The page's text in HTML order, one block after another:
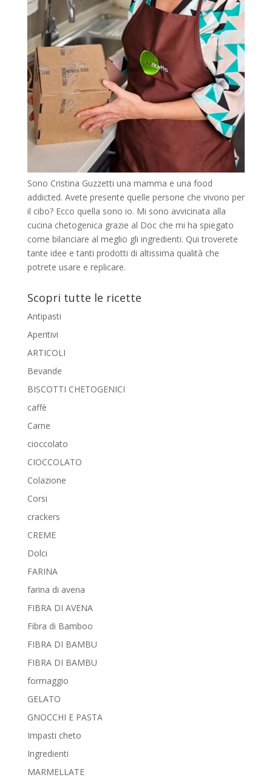
Sono Cristina Guzzetti una mamma e una food
addicted. Avete presente quelle persone che vivono per
il cibo? Ecco quella sono io. Mi sono avvicinata alla
cucina chetogenica grazie al Doc che mi ha spiegato
come bilanciare al meglio gli ingredienti. Qui troverete
tante idee e tanti prodotti di altissima qualità che
potrete usare e replicare.
Scopri tutte le ricette
Antipasti
Aperitivi
ARTICOLI
Bevande
BISCOTTI CHETOGENICI
caffè
Carne
cioccolato
CIOCCOLATO
Colazione
Corsi
crackers
CREME
Dolci
FARINA
farina di avena
FIBRA DI AVENA
Fibra di Bamboo
FIBRA DI BAMBU
FIBRA DI BAMBU
formaggio
GELATO
GNOCCHI E PASTA
Impasti cheto
Ingredienti
MARMELLATE